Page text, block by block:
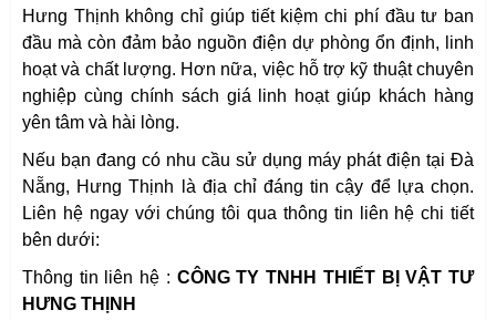
Hưng Thịnh không chỉ giúp tiết kiệm chi phí đầu tư ban
đầu mà còn đảm bảo nguồn điện dự phòng ổn định, linh
hoạt và chất lượng. Hơn nữa, việc hỗ trợ kỹ thuật chuyên
nghiệp cùng chính sách giá linh hoạt giúp khách hàng
yên tâm và hài lòng.
Nếu bạn đang có nhu cầu sử dụng máy phát điện tại Đà
Nẵng, Hưng Thịnh là địa chỉ đáng tin cậy để lựa chọn.
Liên hệ ngay với chúng tôi qua thông tin liên hệ chi tiết
bên dưới:
Thông tin liên hệ : CÔNG TY TNHH THIẾT BỊ VẬT TƯ
HƯNG THỊNH